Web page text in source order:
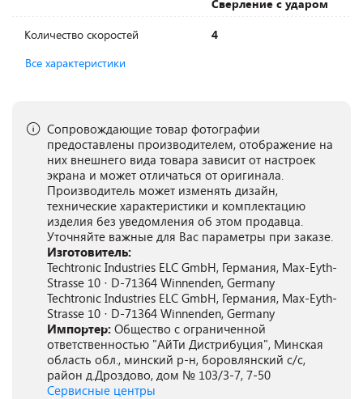
Сверление с ударом
Количество скоростей
4
Все характеристики
Сопровождающие товар фотографии
предоставлены производителем, отображение на
них внешнего вида товара зависит от настроек
экрана и может отличаться от оригинала.
Производитель может изменять дизайн,
технические характеристики и комплектацию
изделия без уведомления об этом продавца.
Уточняйте важные для Вас параметры при заказе.
Изготовитель:
Techtronic Industries ELC GmbH, Германия, Max-Eyth-
Strasse 10 · D-71364 Winnenden, Germany
Techtronic Industries ELC GmbH, Германия, Max-Eyth-
Strasse 10 · D-71364 Winnenden, Germany
Импортер: Общество с ограниченной
ответственностью "АйТи Дистрибуция", Минская
область обл., минский р-н, боровлянский с/с,
район д.Дроздово, дом № 103/3-7, 7-50
Сервисные центры